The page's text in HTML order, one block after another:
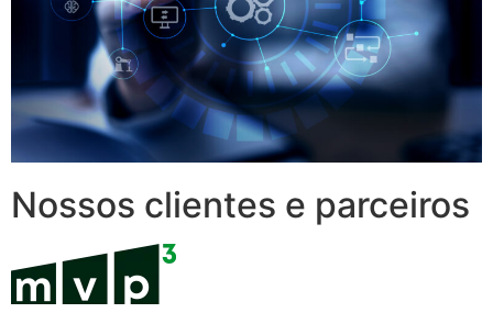
Nossos clientes e parceiros